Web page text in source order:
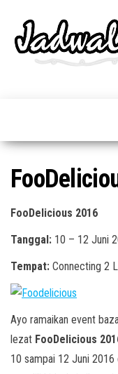
FooDelicious 2016
Tanggal: 10 – 12 Juni
Tempat: Connecting 2
Ayo ramaikan event
lezat FooDelicious
10 sampai 12 Juni 2016